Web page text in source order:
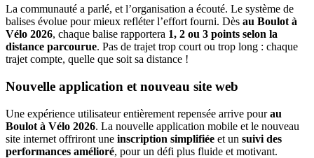
La communauté a parlé, et l’organisation a écouté. Le système de
balises évolue pour mieux refléter l’effort fourni. Dès au Boulot à
Vélo 2026, chaque balise rapportera 1, 2 ou 3 points selon la
distance parcourue. Pas de trajet trop court ou trop long : chaque
trajet compte, quelle que soit sa distance !
Nouvelle application et nouveau site web
Une expérience utilisateur entièrement repensée arrive pourau
Boulot à Vélo 2026. La nouvelle application mobile et le nouveau
site internet offriront une inscription simplifiée et un suivi des
performances amélioré, pour un défi plus fluide et motivant.